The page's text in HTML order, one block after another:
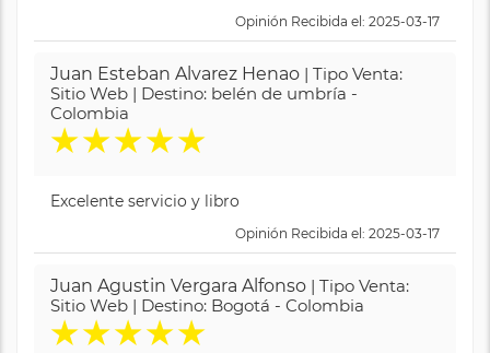
Opinión Recibida el: 2025-03-17
Juan Esteban Alvarez Henao | Tipo Venta:
Sitio Web | Destino: belén de umbría -
Colombia
★★★★★
Excelente servicio y libro
Opinión Recibida el: 2025-03-17
Juan Agustin Vergara Alfonso | Tipo Venta:
Sitio Web | Destino: Bogotá - Colombia
★★★★★